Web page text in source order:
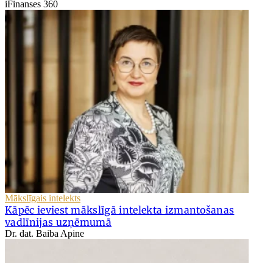
iFinanses 360
Mākslīgais intelekts
Kāpēc ieviest mākslīgā intelekta izmantošanas
vadlīnijas uzņēmumā
Dr. dat. Baiba Apine